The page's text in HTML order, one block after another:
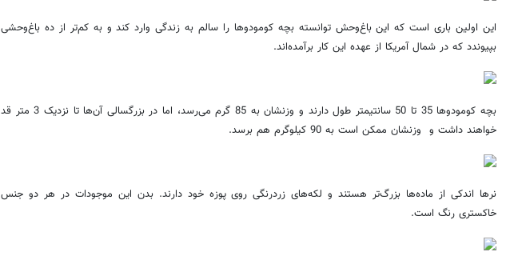
این اولین باری است که این باغ‌وحش توانسته بچه کومودوها را سالم به زندگی وارد کند و به کم‌تر از ده باغ‌وحشی
بپیوندد که در شمال آمریکا از عهده این کار برآمده‌اند.
بچه کومودوها 35 تا 50 سانتیمتر طول دارند و وزنشان به 85 گرم می‌رسد، اما در بزرگسالی آن‌ها تا نزدیک 3 متر قد
خواهند داشت و وزنشان ممکن است به 90 کیلوگرم هم برسد.
نرها اندکی از ماده‌ها بزرگ‌تر هستند و لکه‌های زردرنگی روی پوزه خود دارند. بدن این موجودات در هر دو جنس
خاکستری رنگ است.